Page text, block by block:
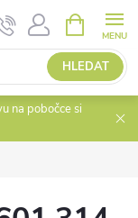
HLEDAT
NÁKUPNÍ
KOŠÍK
na pobočce si